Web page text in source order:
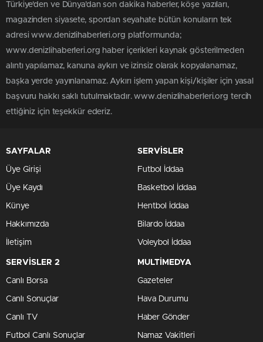
Türkiye'den ve Dünya’dan son dakika haberler, köşe yazıları,
magazinden siyasete, spordan seyahate bütün konuların tek
adresi www.denizlihaberleri.org platformunda;
www.denizlihaberleri.org haber içerikleri kaynak gösterilmeden
alıntı yapılamaz, kanuna aykırı ve izinsiz olarak kopyalanamaz,
başka yerde yayınlanamaz. Aykırı işlem yapan kişi/kişiler için yasal
başvuru hakkı saklı tutulmaktadır. www.denizlihaberleri.org tercih
ettiğiniz için teşekkür ederiz.
SAYFALAR
Üye Girişi
Üye Kaydı
Künye
Hakkımızda
İletişim
SERVİSLER
Futbol İddaa
Basketbol İddaa
Hentbol İddaa
Bilardo İddaa
Voleybol İddaa
SERVİSLER 2
Canlı Borsa
Canlı Sonuçlar
Canlı TV
Futbol Canlı Sonuçlar
MULTİMEDYA
Gazeteler
Hava Durumu
Haber Gönder
Namaz Vakitleri